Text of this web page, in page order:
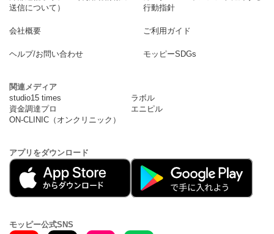
送信について）
行動指針
会社概要 ご利用ガイド
ヘルプ/お問い合わせ モッピーSDGs
関連メディア
studio15 times
ラボル
資金調達プロ
エニピル
ON-CLINIC（オンクリニック）
アプリをダウンロード
モッピー公式SNS